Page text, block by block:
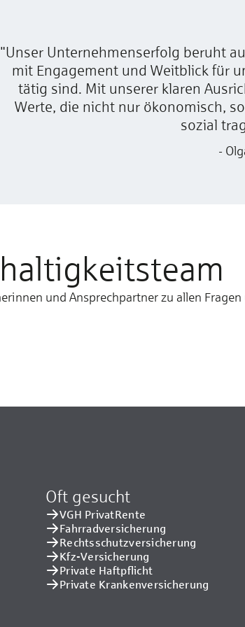
"Unser Unternehmenserfolg beruht
mit Engagement und Weitblick für
tätig sind. Mit unserer klaren
Werte, die nicht nur ökonomisch,
sozial
-
und Ansprechpartner zu allen
Oft gesucht
VGH PrivatRente
Fahrradversicherung
Rechtsschutzversicherung
Kfz-Versicherung
Private Haftpflicht
Private Kranken­versicherung